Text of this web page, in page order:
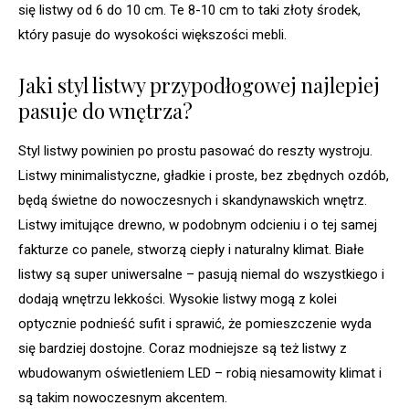
się listwy od 6 do 10 cm. Te 8-10 cm to taki złoty środek,
który pasuje do wysokości większości mebli.
Jaki styl listwy przypodłogowej najlepiej
pasuje do wnętrza?
Styl listwy powinien po prostu pasować do reszty wystroju.
Listwy minimalistyczne, gładkie i proste, bez zbędnych ozdób,
będą świetne do nowoczesnych i skandynawskich wnętrz.
Listwy imitujące drewno, w podobnym odcieniu i o tej samej
fakturze co panele, stworzą ciepły i naturalny klimat. Białe
listwy są super uniwersalne – pasują niemal do wszystkiego i
dodają wnętrzu lekkości. Wysokie listwy mogą z kolei
optycznie podnieść sufit i sprawić, że pomieszczenie wyda
się bardziej dostojne. Coraz modniejsze są też listwy z
wbudowanym oświetleniem LED – robią niesamowity klimat i
są takim nowoczesnym akcentem.